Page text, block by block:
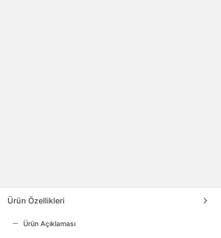
Ürün Özellikleri
Ürün Açıklaması